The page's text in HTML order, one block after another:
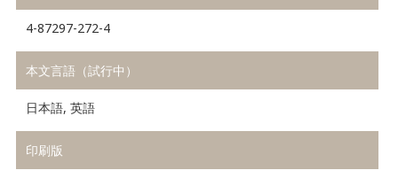
4-87297-272-4
本文言語（試行中）
日本語, 英語
印刷版